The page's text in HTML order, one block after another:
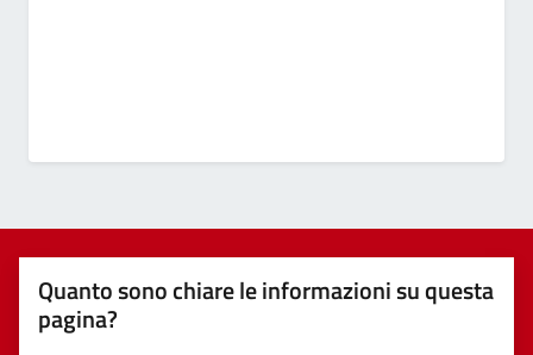
Quanto sono chiare le informazioni su questa
pagina?